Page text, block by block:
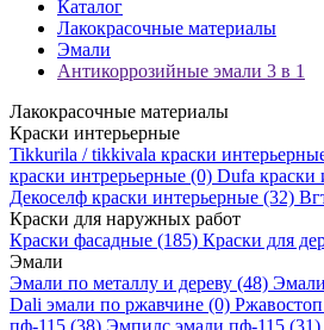
Каталог
Лакокрасочные материалы
Эмали
Антикоррозийные эмали 3 в 1
Лакокрасочные материалы
Краски интерьерные
Tikkurila / tikkivala краски
краски интрерьерные (0) Dufa краски
Декоселф краски интерьерные (32)
Краски для наружных работ
Краски фасадные (185) Краски для
Эмали
Эмали по металлу и дереву (48)
Dali эмали по ржавчине (0)
пф-115 (38) Эмпилс эмали пф-115 (31)